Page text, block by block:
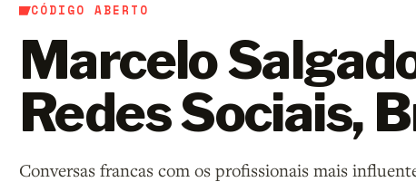
CÓDIGO ABERTO
Marcelo
Redes Sociais,
Conversas francas com os profissionais mais